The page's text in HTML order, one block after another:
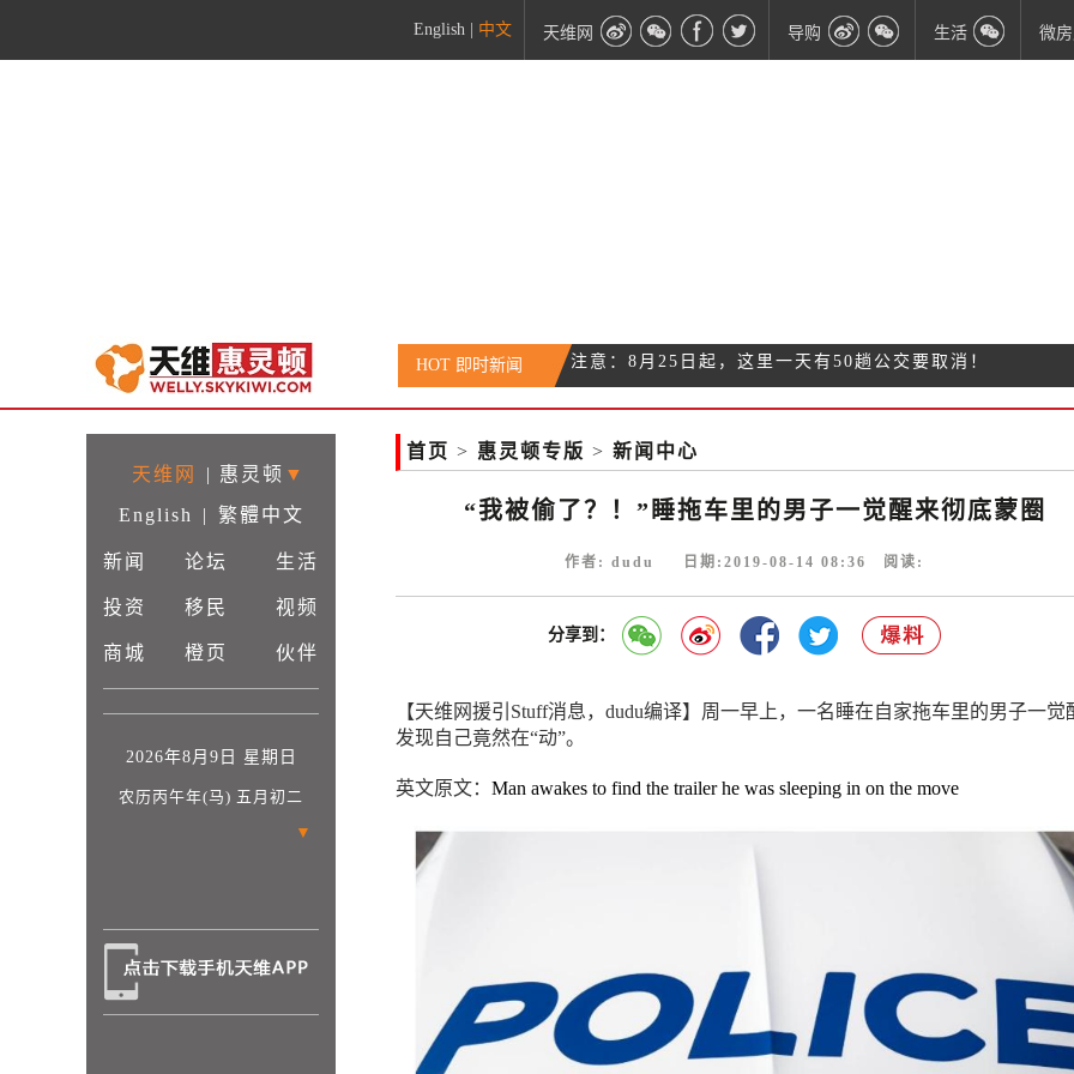
English 中文 天维网 导购 生活 微
HOT 即时新闻
新西兰净移民数量修正为5万人，仍处于历史高点
了
注意：8月25日起，这里一天有50趟公交要取消！
天维网 | 惠灵顿 ▼
English
| 繁體中文
新闻 论坛 生活
投资 移民 视频
商城 橙页 伙伴
2026年8月9日 星期日
农历丙午年(马) 五月初二
▼
首页 > 惠灵顿专版 > 新闻中心
“我被偷了？！”睡拖车里的男子一觉醒来彻底蒙圈
作者: dudu 日期:2019-08-14 08:36 阅读:
分享到：
【天维网援引Stuff消息，dudu编译】周一早上，一名睡在自家拖车里的男子一觉
发现自己竟然在“动”。
英文原文： Man awakes to find the trailer he was sleeping in on the move